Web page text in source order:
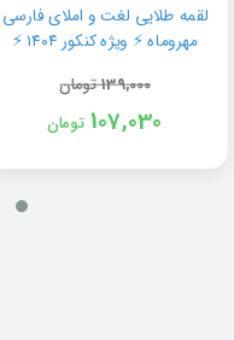
لقمه طلایی لغت و املای فارسی
مهروماه ⚡ ویژه کنکور ۱۴۰۴ ⚡
139,000تومان
107,030 تومان